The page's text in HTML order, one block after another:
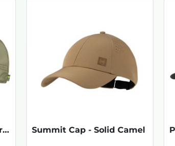
Abisko Hike Lite Cap - Green Summit Cap - Solid Camel